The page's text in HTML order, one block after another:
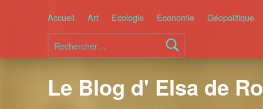
Rechercher :
Accueil Art Ecologie Economie Géopolitique
Le Blog d' Elsa de